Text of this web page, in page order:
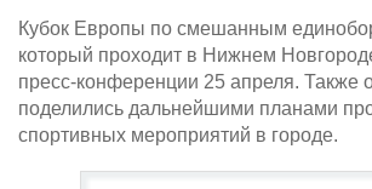
Кубок Европы по смешанным
который проходит в Нижнем
пресс-конференции 25 апреля. Также
поделились дальнейшими планами
спортивных мероприятий в городе.